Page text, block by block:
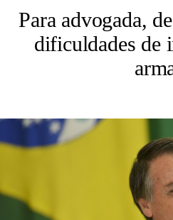
Para advogada,
dificuldades de